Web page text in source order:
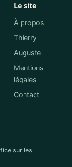
Le site
À propos
Thierry
Auguste
Mentions
légales
Contact
sur les